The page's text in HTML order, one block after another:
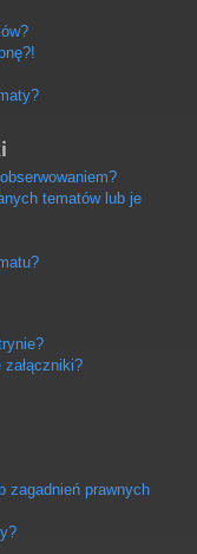
tematów lub je
zagadnień prawnych